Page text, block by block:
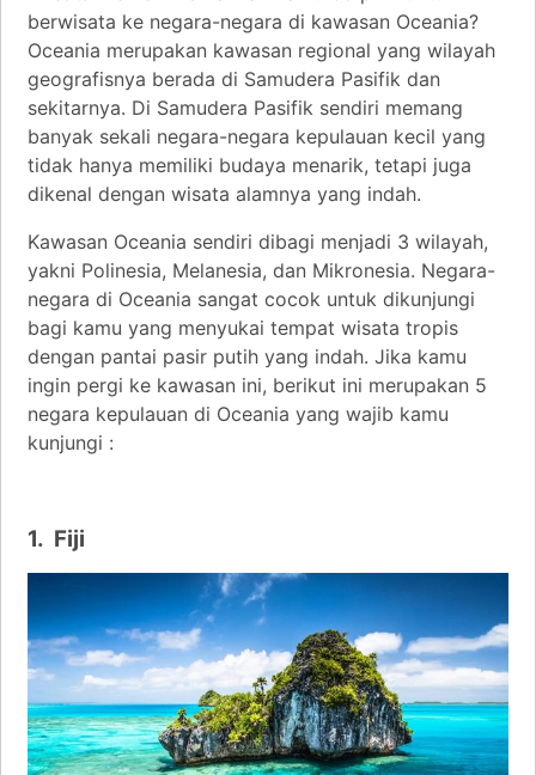
berwisata ke negara-negara di kawasan Oceania?
Oceania merupakan kawasan regional yang wilayah
geografisnya berada di Samudera Pasifik dan
sekitarnya. Di Samudera Pasifik sendiri memang
banyak sekali negara-negara kepulauan kecil yang
tidak hanya memiliki budaya menarik, tetapi juga
dikenal dengan wisata alamnya yang indah.
Kawasan Oceania sendiri dibagi menjadi 3 wilayah,
yakni Polinesia, Melanesia, dan Mikronesia. Negara-
negara di Oceania sangat cocok untuk dikunjungi
bagi kamu yang menyukai tempat wisata tropis
dengan pantai pasir putih yang indah. Jika kamu
ingin pergi ke kawasan ini, berikut ini merupakan 5
negara kepulauan di Oceania yang wajib kamu
kunjungi :
1. Fiji